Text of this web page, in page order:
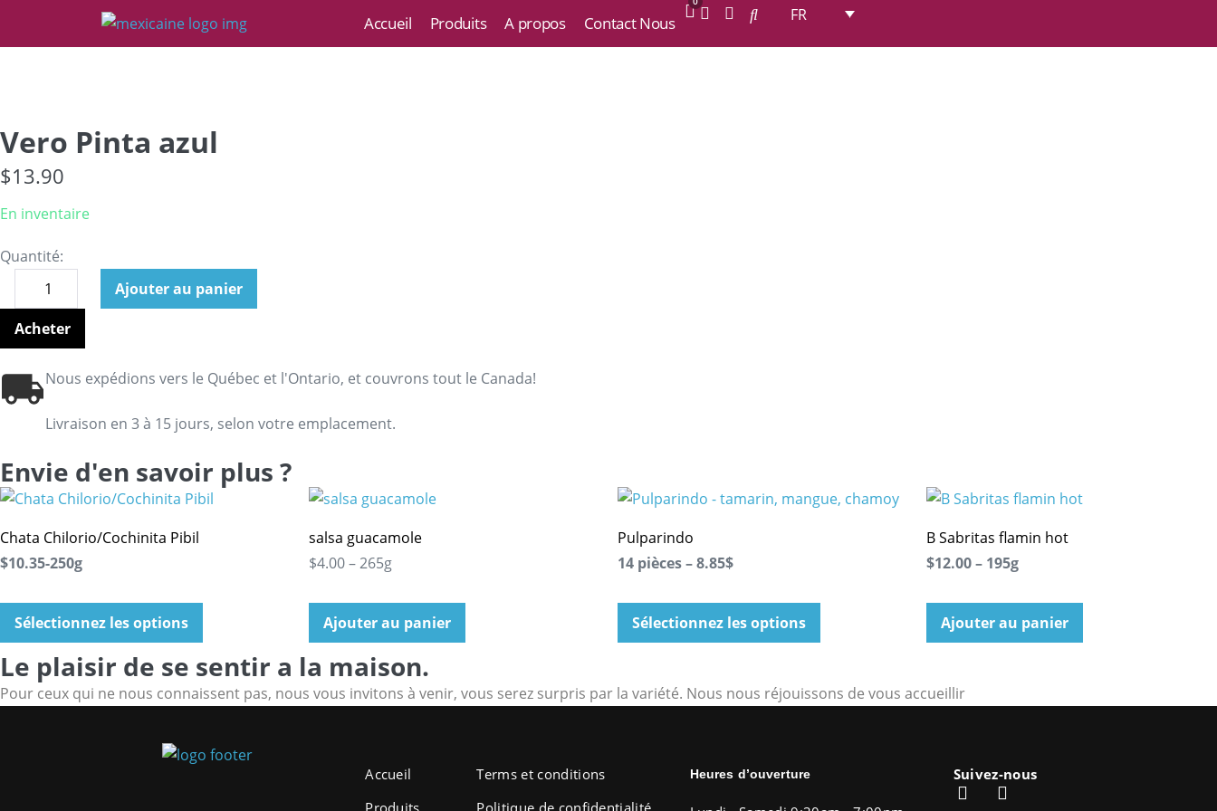
Accueil Produits A propos Contact Nous FR
Vero Pinta azul
$13.90
En inventaire
Quantité:
Ajouter au panier
Acheter
Nous expédions vers le Québec et l'Ontario, et couvrons tout le Canada!
Livraison en 3 à 15 jours, selon votre emplacement.
Envie d'en savoir plus ?
Chata Chilorio/Cochinita Pibil
$10.35-250g
Sélectionnez les options
salsa guacamole
$4.00 – 265g
Ajouter au panier
Pulparindo
14 pièces – 8.85$
Sélectionnez les options
B Sabritas flamin hot
$12.00 – 195g
Ajouter au panier
Le plaisir de se sentir a la maison.
Pour ceux qui ne nous connaissent pas, nous vous invitons à venir, vous serez surpris par la variété. Nous nous réjouissons de vous accueillir
Accueil
Terms et conditions
Heures d’ouverture Suivez-nous